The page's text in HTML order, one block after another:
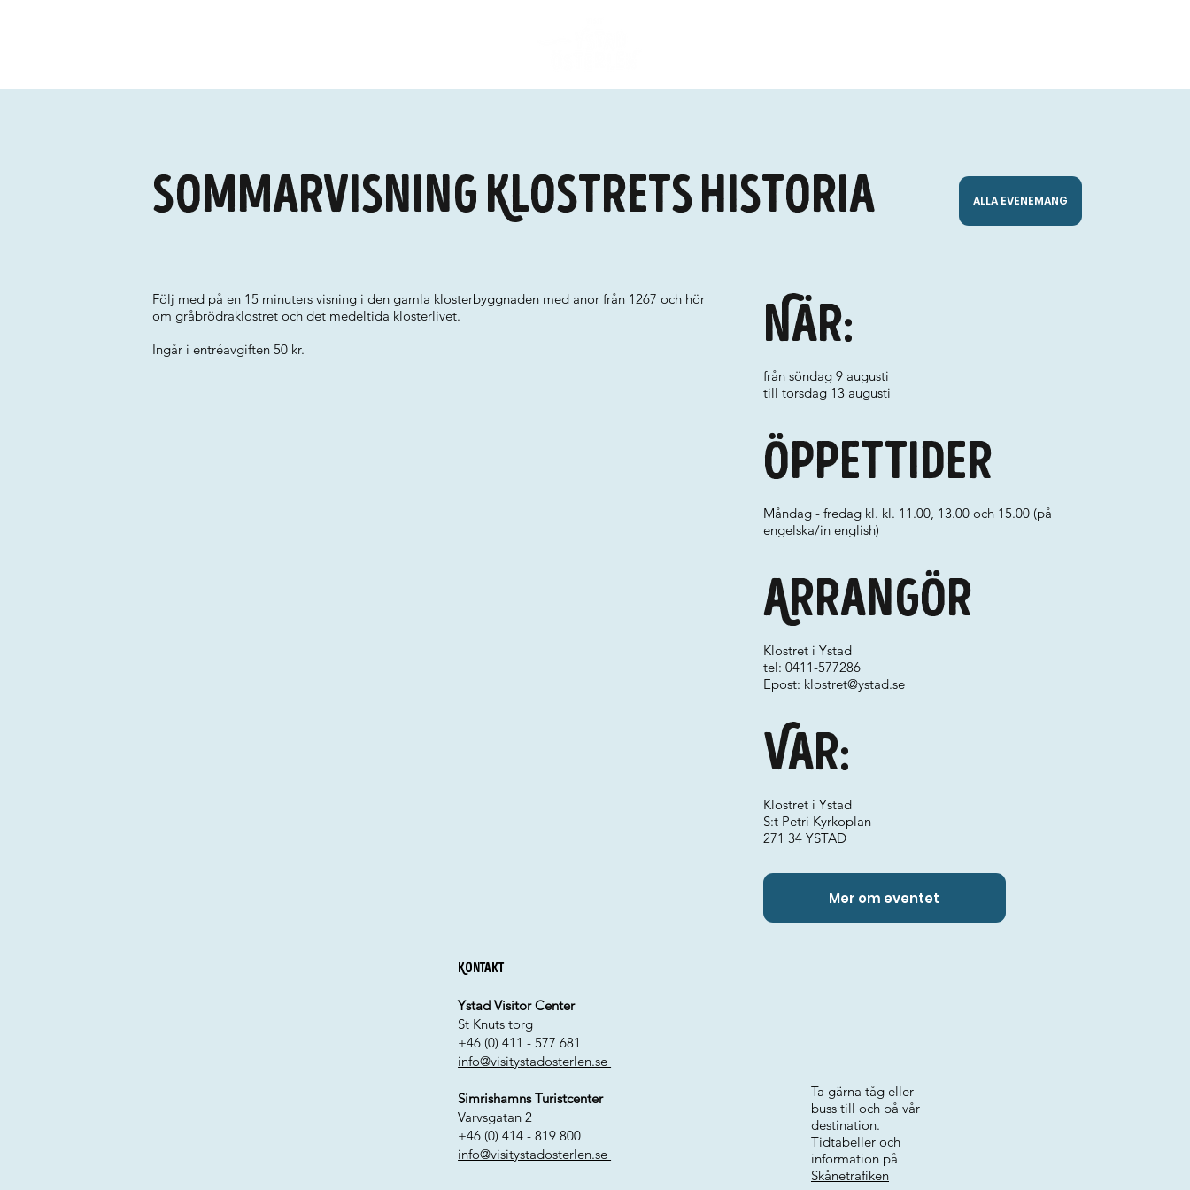
Sommarvisning Klostrets historia ALLA EVENEMANG
Följ med på en 15 minuters visning i den gamla klosterbyggnaden med anor från 1267 och hör
om gråbrödraklostret och det medeltida klosterlivet.
Ingår i entréavgiften 50 kr.
När:
från söndag 9 augusti
till torsdag 13 augusti
Var:
Arrangör
Klostret i Ystad
tel: 0411-577286
Epost: klostret@ystad.se
Klostret i Ystad
S:t Petri Kyrkoplan
271 34 YSTAD
Öppettider
Måndag - fredag kl. kl. 11.00, 13.00 och 15.00 (på
engelska/in english)
Mer om eventet
Kontakt
Ystad Visitor Center
St Knuts torg
+46 (0) 411 - 577 681
info@visitystadosterlen.se
Simrishamns Turistcenter
Varvsgatan 2
+46 (0) 414 - 819 800
info@visitystadosterlen.se
Ta gärna tåg eller
buss till och på vår
destination.
Tidtabeller och
information på
Skånetrafiken